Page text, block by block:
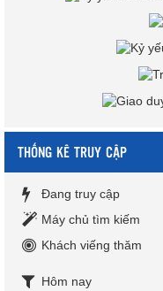
THỐNG KÊ TRUY CẬP
Đang truy cập
Máy chủ tìm kiếm
Khách viếng thăm
Hôm nay